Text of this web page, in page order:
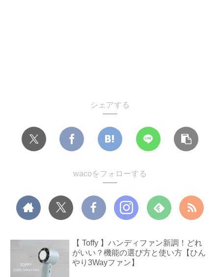
シェアする
wacoをフォローする
【 Toffy 】ハンディファン新調！どれ
がいい？機能の選び方と使い方【ひん
やり3Wayファン】